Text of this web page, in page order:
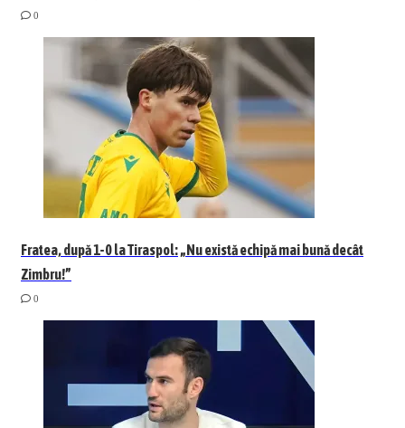
0
Fratea, după 1-0 la Tiraspol: „Nu există echipă mai bună decât
Zimbru!”
0